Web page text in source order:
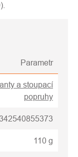
Parametr
a stoupací
popruhy
110 g